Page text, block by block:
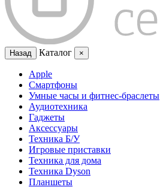
Назад Каталог ×
Apple
Смартфоны
Умные часы и фитнес-браслеты
Аудиотехника
Гаджеты
Аксессуары
Техника Б/У
Игровые приставки
Техника для дома
Техника Dyson
Планшеты